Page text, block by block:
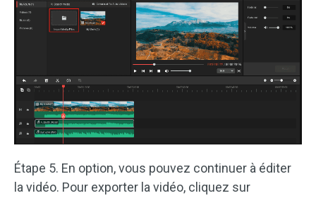
Étape 5. En option, vous pouvez continuer à éditer
la vidéo. Pour exporter la vidéo, cliquez sur